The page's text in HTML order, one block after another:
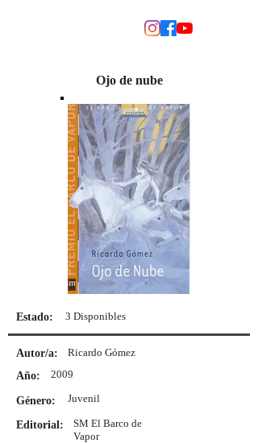
Ojo de nube
Estado: 3 Disponibles
Autor/a:
Ricardo Gómez
Año:
2009
Género: Juvenil
SM El Barco de
Vapor
Editorial: